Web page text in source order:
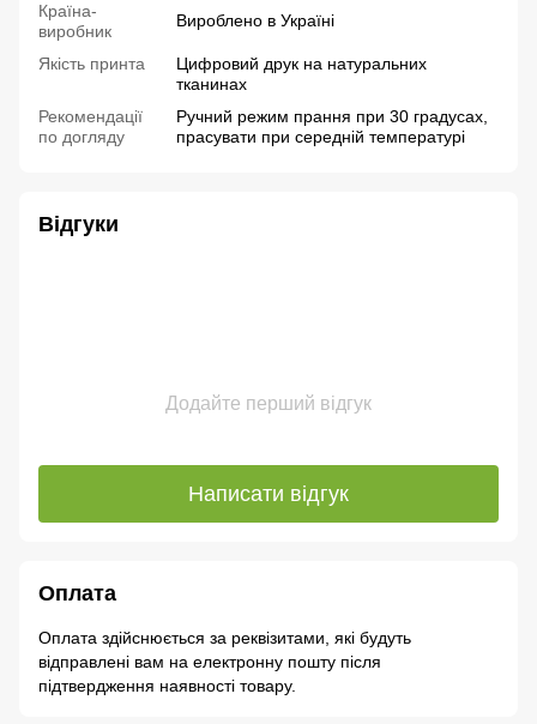
Країна-
виробник
Вироблено в Україні
Якість принта
Цифровий друк на натуральних
тканинах
Рекомендації
по догляду
Ручний режим прання при 30 градусах,
прасувати при середній температурі
Відгуки
Додайте перший відгук
Написати відгук
Оплата
Оплата здійснюється за реквізитами, які будуть
відправлені вам на електронну пошту після
підтвердження наявності товару.